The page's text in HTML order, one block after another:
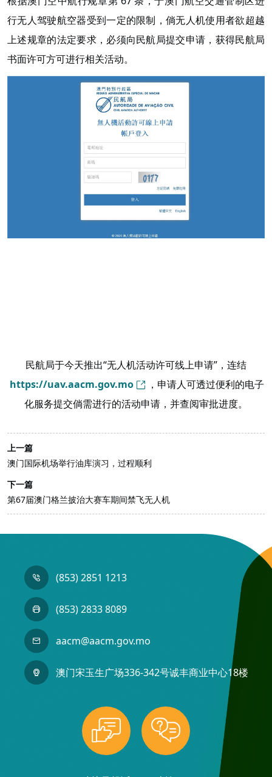
行无人驾驶航空器受到一定的限制，倘无人机使用者欲超越
上述规章的法定要求，必须向民航局提交申请，获得民航局
书面许可方可进行相关活动。
民航局于今天推出“无人机活动许可线上申请”，连结
https://uav.aacm.gov.mo
，申请人可透过便利的电子
化服务提交倘需进行的活动申请，并查阅审批进度。
上一篇
澳门国际机场举行油库演习，过程顺利
下一篇
第67届澳门格兰披治大赛车期间禁飞无人机
(853) 2851 1213
(853) 2833 8089
aacm@aacm.gov.mo
澳门宋玉生广场336-342号诚丰商业中心18楼